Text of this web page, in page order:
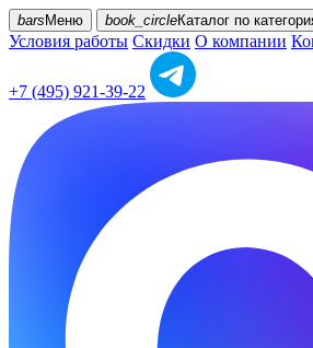
bars Меню book_circleКаталог по
Условия работы Скидки О компании
+7 (495) 921-39-22